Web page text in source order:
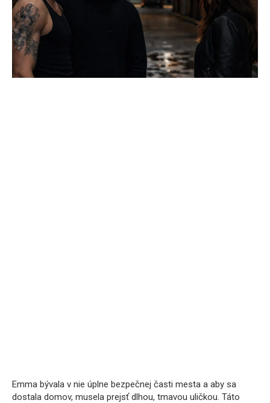
Emma bývala v nie úplne bezpečnej časti mesta a aby sa
dostala domov, musela prejsť dlhou, tmavou uličkou. Táto